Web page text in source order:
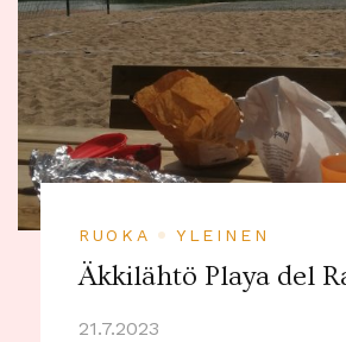
RUOKA YLEINEN
Äkkilähtö Playa del
21.7.2023